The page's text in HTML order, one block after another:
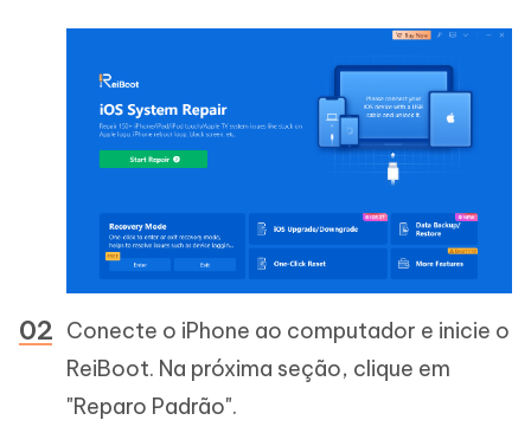
Conecte o iPhone ao computador e inicie o
ReiBoot. Na próxima seção, clique em
"Reparo Padrão".